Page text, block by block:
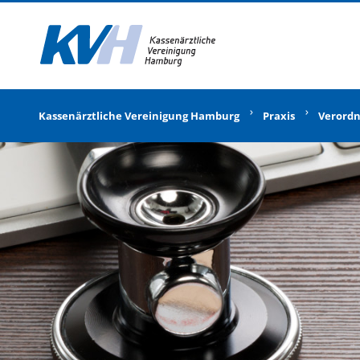
Kassenärztliche Vereinigung Hamburg Praxis